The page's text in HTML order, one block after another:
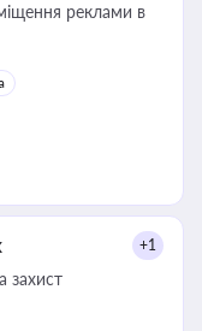
реклами в
+1
захист